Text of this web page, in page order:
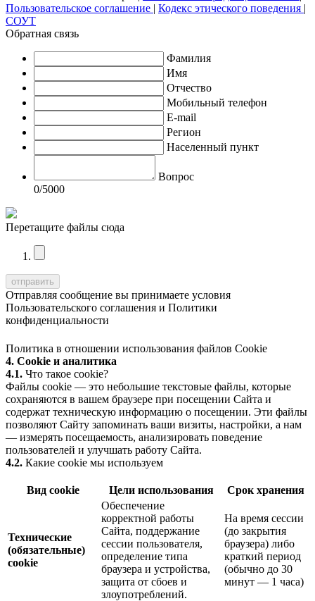
Пользовательское соглашение | Кодекс этического поведения |
СОУТ
Обратная связь
Фамилия
Имя
Отчество
Мобильный телефон
E-mail
Регион
Населенный пункт
Вопрос
0/5000
Перетащите файлы сюда
Отправляя сообщение вы принимаете условия
Пользовательского соглашения и Политики
конфиденциальности
Политика в отношении использования файлов Cookie
4. Cookie и аналитика
4.1. Что такое cookie?
Файлы cookie — это небольшие текстовые файлы, которые
сохраняются в вашем браузере при посещении Сайта и
содержат техническую информацию о посещении. Эти файлы
позволяют Сайту запоминать ваши визиты, настройки, а нам
— измерять посещаемость, анализировать поведение
пользователей и улучшать работу Сайта.
4.2. Какие cookie мы используем
Вид cookie Цели использования Срок хранения
Технические
(обязательные)
cookie
Обеспечение
корректной работы
Сайта, поддержание
сессии пользователя,
определение типа
браузера и устройства,
защита от сбоев и
злоупотреблений.
На время сессии
(до закрытия
браузера) либо
краткий период
(обычно до 30
минут — 1 часа)